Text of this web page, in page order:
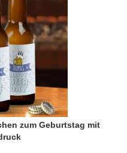
zum Geburtstag mit